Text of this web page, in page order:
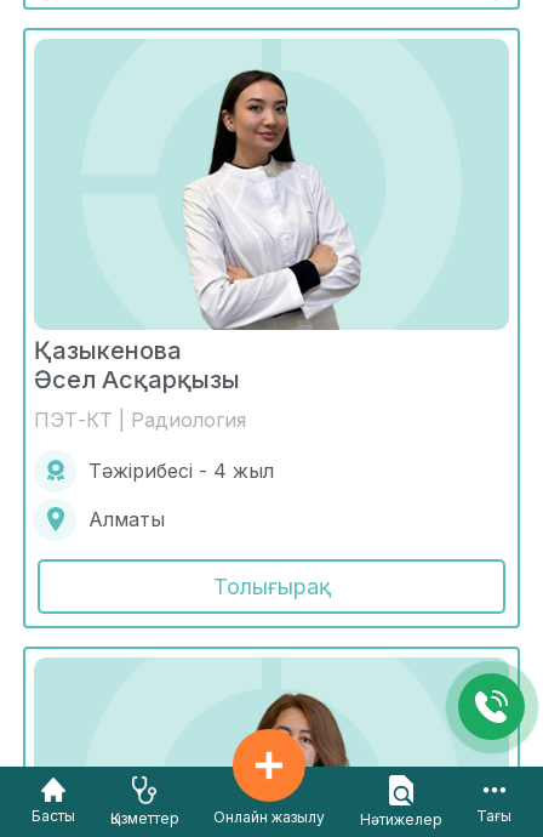
Қазыкенова
Әсел Асқарқызы
ПЭТ-КТ | Радиология
Тәжірибесі - 4 жыл
Алматы
Толығырақ
Басты Қызметтер Онлайн жазылу Нәтижелер Тағы